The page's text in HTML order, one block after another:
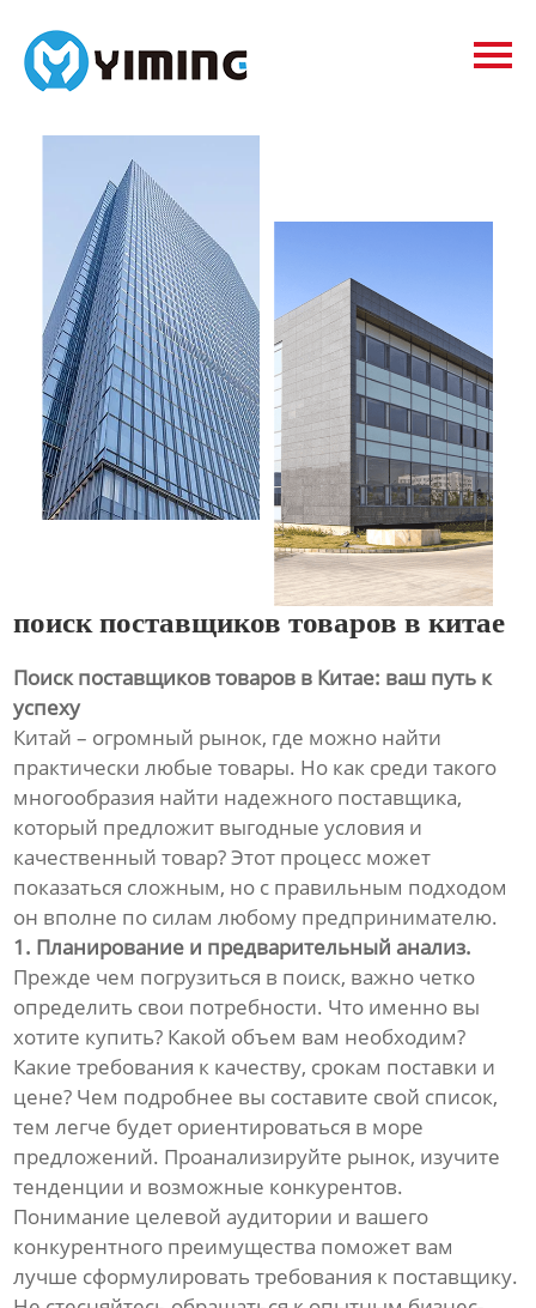
Tags
видео
поиск поставщиков товаров в китае
Поиск поставщиков товаров в Китае: ваш путь к
успеху
Китай – огромный рынок, где можно найти
практически любые товары. Но как среди такого
многообразия найти надежного поставщика,
который предложит выгодные условия и
качественный товар? Этот процесс может
показаться сложным, но с правильным подходом
он вполне по силам любому предпринимателю.
1. Планирование и предварительный анализ.
Прежде чем погрузиться в поиск, важно четко
определить свои потребности. Что именно вы
хотите купить? Какой объем вам необходим?
Какие требования к качеству, срокам поставки и
цене? Чем подробнее вы составите свой список,
тем легче будет ориентироваться в море
предложений. Проанализируйте рынок, изучите
тенденции и возможные конкурентов.
Понимание целевой аудитории и вашего
конкурентного преимущества поможет вам
лучше сформулировать требования к поставщику.